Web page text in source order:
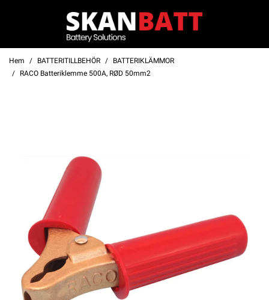
Hem BATTERITILLBEHÖR
BATTERIKLÄMMOR
RACO Batteriklemme 500A, RØD 50mm2